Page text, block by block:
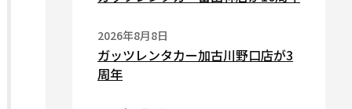
2026年8月8日
ガッツレンタカー加古川野口店が3
周年